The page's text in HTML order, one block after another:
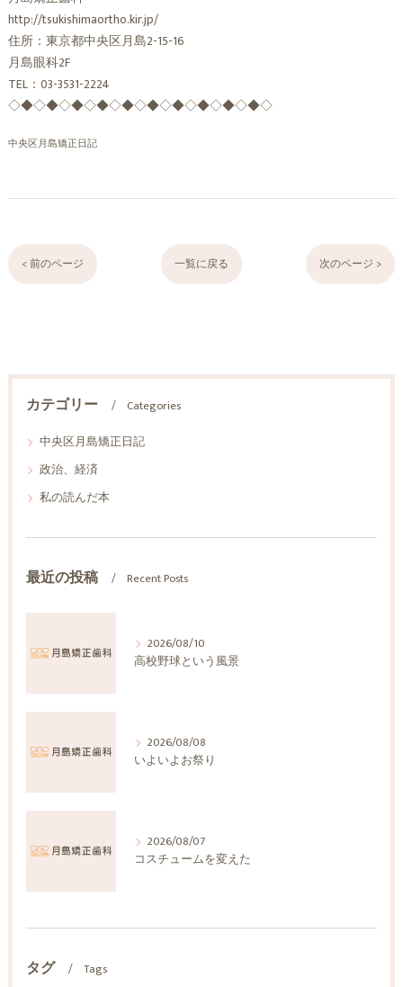
http://tsukishimaortho.kir.jp/
住所：東京都中央区月島2-15-16
月島眼科2F
TEL：03-3531-2224
◇◆◇◆◇◆◇◆◇◆◇◆◇◆◇◆◇◆◇◆◇
中央区月島矯正日記
< 前のページ 一覧に戻る 次のページ >
カテゴリー
Categories
中央区月島矯正日記
政治、経済
私の読んだ本
最近の投稿 Recent Posts
2026/08/10
高校野球という風景
2026/08/08
いよいよお祭り
2026/08/07
コスチュームを変えた
タグ Tags